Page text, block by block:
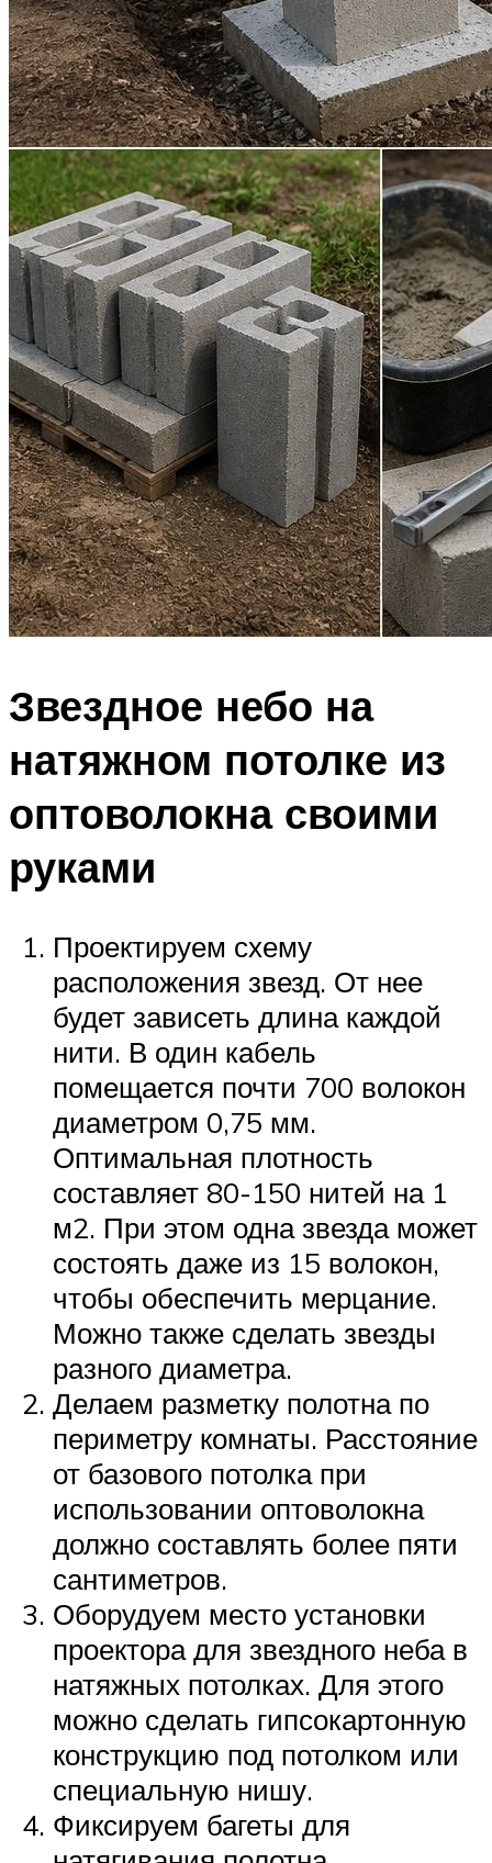
Звездное небо на
натяжном потолке из
оптоволокна своими
руками
Проектируем схему
расположения звезд. От нее
будет зависеть длина каждой
нити. В один кабель
помещается почти 700 волокон
диаметром 0,75 мм.
Оптимальная плотность
составляет 80-150 нитей на 1
м2. При этом одна звезда может
состоять даже из 15 волокон,
чтобы обеспечить мерцание.
Можно также сделать звезды
разного диаметра.
Делаем разметку полотна по
периметру комнаты. Расстояние
от базового потолка при
использовании оптоволокна
должно составлять более пяти
сантиметров.
Оборудуем место установки
проектора для звездного неба в
натяжных потолках. Для этого
можно сделать гипсокартонную
конструкцию под потолком или
специальную нишу.
Фиксируем багеты для